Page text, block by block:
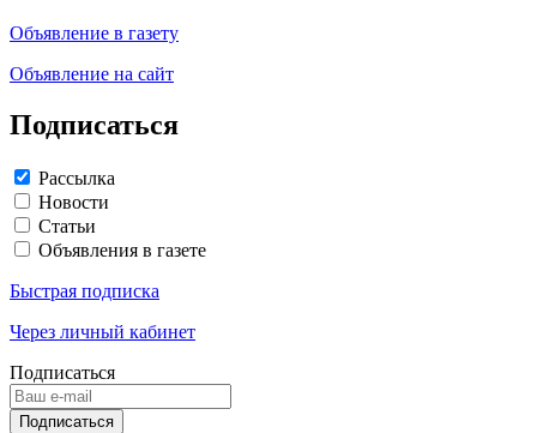
Объявление в газету
Объявление на сайт
Подписаться
Рассылка
Новости
Статьи
Объявления в газете
Быстрая подписка
Через личный кабинет
Подписаться